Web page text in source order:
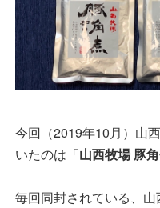
今回（2019年10月）山
いたのは「山西牧場 豚
毎回同封されている、